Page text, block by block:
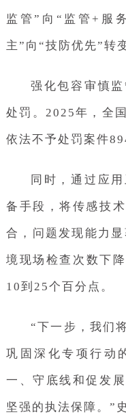
监管”向“监管+服
主”向“技防优先”转
强化包容审慎
处罚。2025年，全
依法不予处罚案件
同时，通过应
备手段，将传感技
合，问题发现能力
境现场检查次数下
10到25个百分点。
“下一步，我们
巩固深化专项行动
一、守底线和促发
坚强的执法保障。”